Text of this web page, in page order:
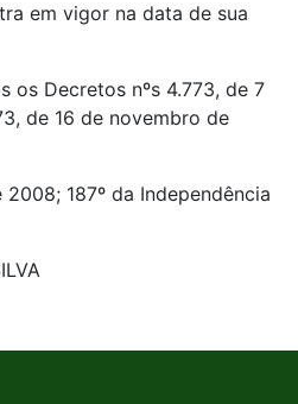
em vigor na data de sua
os Decretos nºs 4.773, de 7
de 16 de novembro de
187º da Independência